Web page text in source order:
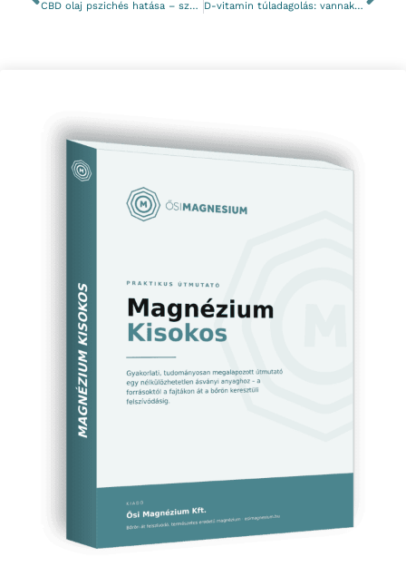
CBD olaj pszichés hatása – számítanak a tapasztalatok és vélemények D-vitamin túladagolás: vannak tünetei, jelei, következményei?